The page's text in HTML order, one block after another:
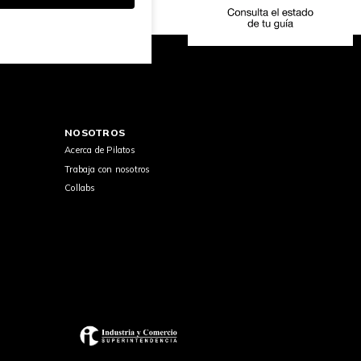
NOSOTROS
Acerca de Pilatos
Trabaja con nosotros
Collabs